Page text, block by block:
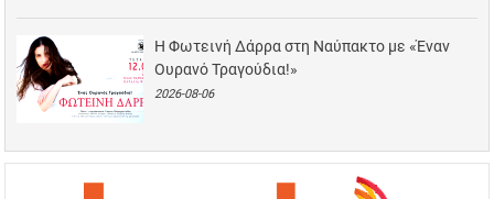
Η Φωτεινή Δάρρα στη Ναύπακτο με «Έναν
Ουρανό Τραγούδια!»
2026-08-06